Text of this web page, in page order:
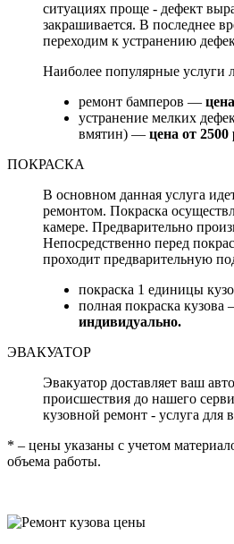
ситуациях проще - дефект
закрашивается. В последнее
переходим к устранению
Наиболее популярные услуги
ремонт бамперов —
устранение мелких
вмятин) — цена от 2500
ПОКРАСКА
В основном данная услуга
ремонтом. Покраска
камере. Предварительно
Непосредственно перед
проходит предварительную
покраска 1 единицы
полная покраска кузова
индивидуально.
ЭВАКУАТОР
Эвакуатор доставляет ваш
происшествия до нашего
кузовной ремонт - услуга для
* – цены указаны с учетом
объема работы.